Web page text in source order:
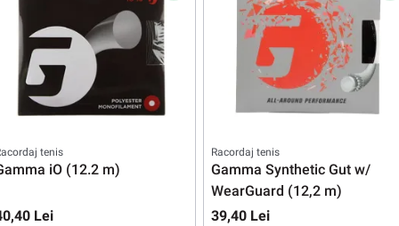
tenis
iO (12.2 m)
Lei
Racordaj tenis
Gamma Synthetic Gut w/
WearGuard (12,2 m)
39,40 Lei